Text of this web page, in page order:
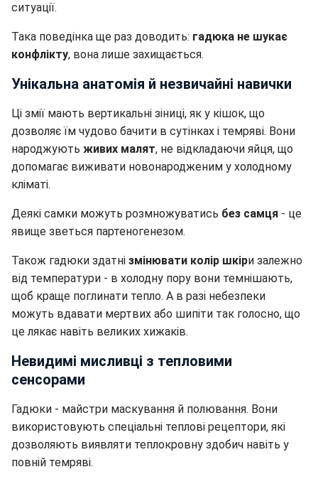
ситуації.
Така поведінка ще раз доводить: гадюка не шукає
конфлікту, вона лише захищається.
Унікальна анатомія й незвичайні навички
Ці змії мають вертикальні зіниці, як у кішок, що
дозволяє їм чудово бачити в сутінках і темряві. Вони
народжують живих малят, не відкладаючи яйця, що
допомагає виживати новонародженим у холодному
кліматі.
Деякі самки можуть розмножуватись без самця - це
явище зветься партеногенезом.
Також гадюки здатні змінювати колір шкіри залежно
від температури - в холодну пору вони темнішають,
щоб краще поглинати тепло. А в разі небезпеки
можуть вдавати мертвих або шипіти так голосно, що
це лякає навіть великих хижаків.
Невидимі мисливці з тепловими
сенсорами
Гадюки - майстри маскування й полювання. Вони
використовують спеціальні теплові рецептори, які
дозволяють виявляти теплокровну здобич навіть у
повній темряві.